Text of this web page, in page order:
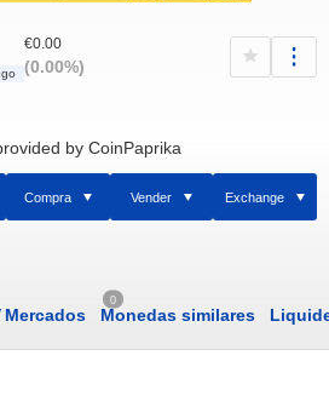
€0.00
(0.00%)
by CoinPaprika
Compra Vender Exchange
Mercados
0
Monedas similares